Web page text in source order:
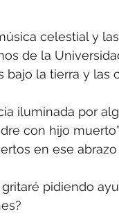
celestial y
de la
bajo la tierra y
iluminada por
con hijo
en ese
gritaré pidiendo